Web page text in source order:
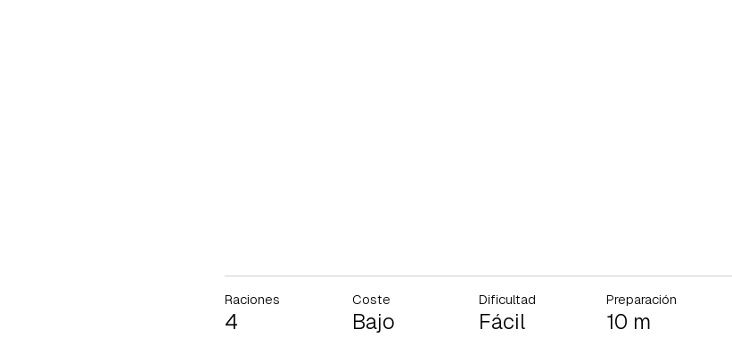
Raciones
4
Coste
Bajo
Dificultad
Fácil
Preparación
10 m